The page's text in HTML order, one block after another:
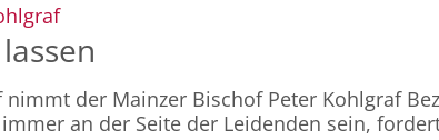
:
der Mainzer Bischof Peter Kohlgraf
an der Seite der Leidenden sein,